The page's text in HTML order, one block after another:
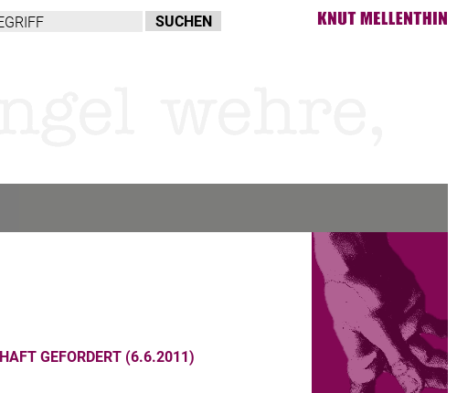
GEFORDERT (6.6.2011)